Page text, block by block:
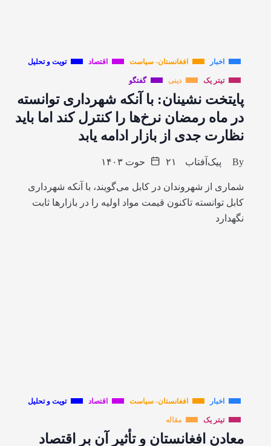
اخبار افغانستان- سیاست اقتصاد تویت و تحلیل
تیتر یک دینی گفتگو
پایتخت نشینان: با آنکه شهرداری توانسته
در ماه رمضان نرخ‌ها را کنترل کند اما باید
نظارت جدی از بازار ادامه یابد
By پیک‌آفتاب ۲۱ حوت ۱۴۰۳
شماری از شهروندان در کابل می‌گویند، با آنکه شهرداری
کابل توانسته تاکنون قیمت مواد اولیه را در بازارها ثابت
نگهدارد
اخبار افغانستان- سیاست اقتصاد تویت و تحلیل
تیتر یک مقاله
معادن افغانستان و تأثیر آن بر اقتصاد